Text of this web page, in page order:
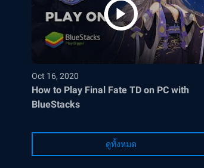
Oct 16, 2020
How to Play Final Fate TD on PC with
BlueStacks
ดูทั้งหมด